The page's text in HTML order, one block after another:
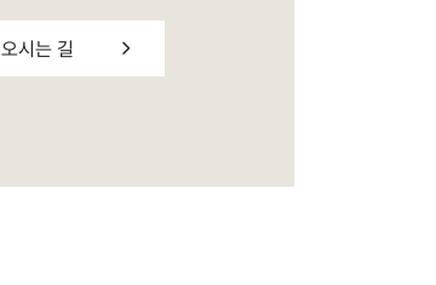
오시는 길